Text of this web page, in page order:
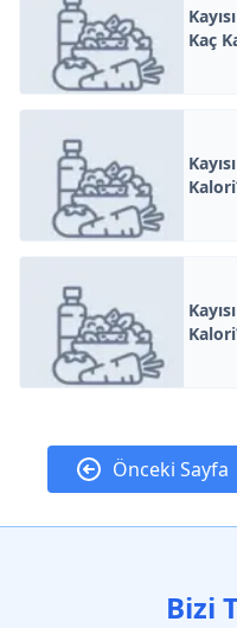
Kaç
Önceki Sayfa
Bizi